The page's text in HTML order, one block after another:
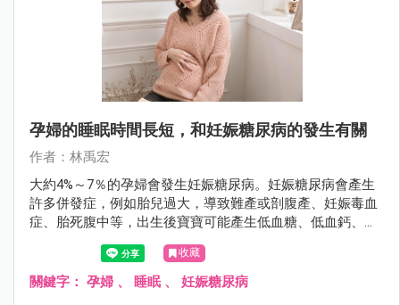
孕婦的睡眠時間長短，和妊娠糖尿病的發生有關
作者：林禹宏
大約4%～7％的孕婦會發生妊娠糖尿病。妊娠糖尿病會產生
許多併發症，例如胎兒過大，導致難產或剖腹產、妊娠毒血
症、胎死腹中等，出生後寶寶可能產生低血糖、低血鈣、黃
疸等。肥胖、家族史、或是體重增加太多和妊娠糖尿病的發
生有關。此外有些研究發現，睡太久和睡太少都會影響葡萄
糖的代謝，2017年4月的美國婦產科學期刊（American
收藏
關鍵字： 孕婦 、 睡眠、 妊娠糖尿病